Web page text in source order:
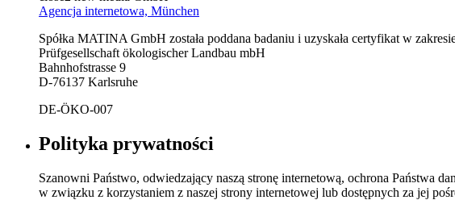
Agencja internetowa, München
Spółka MATINA GmbH została poddana badaniu i uzyskała certyfikat w
Prüfgesellschaft ökologischer Landbau mbH
Bahnhofstrasse 9
D-76137 Karlsruhe
DE-ÖKO-007
Polityka prywatności
Szanowni Państwo, odwiedzający naszą stronę internetową, ochrona Państwa
w związku z korzystaniem z naszej strony internetowej lub dostępnych za jej